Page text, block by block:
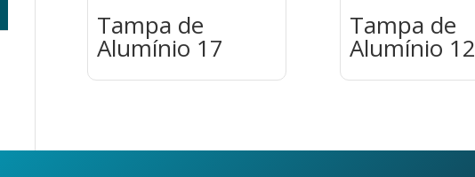
Tampa de
Alumínio 17
Tampa de
Alumínio 12